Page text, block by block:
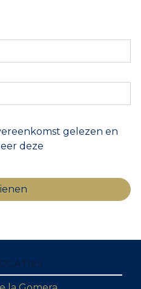
gelezen en
deze